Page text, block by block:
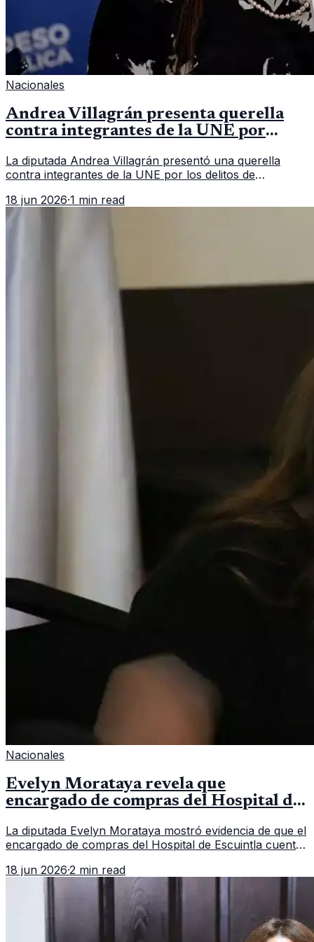
Nacionales
Andrea Villagrán presenta querella
contra integrantes de la UNE por
La diputada Andrea Villagrán presentó una querella
contra integrantes de la UNE por los delitos de
18 jun 2026·1 min read
Nacionales
Evelyn Morataya revela que
encargado de compras del Hospital de
La diputada Evelyn Morataya mostró evidencia de que el
encargado de compras del Hospital de Escuintla cuenta
capacitación en la capital.
18 jun 2026·2 min read